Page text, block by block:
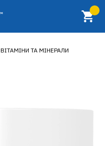
ВІТАМІНИ ТА МІНЕРАЛИ